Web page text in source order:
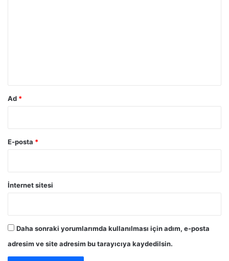
Ad *
E-posta *
İnternet sitesi
Daha sonraki yorumlarımda kullanılması için adım, e-posta
adresim ve site adresim bu tarayıcıya kaydedilsin.